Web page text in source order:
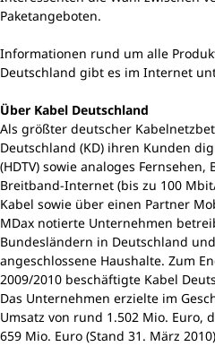
Paketangeboten.
Informationen rund um alle
Deutschland gibt es im Internet
Über Kabel Deutschland
Als größter deutscher
Deutschland (KD) ihren Kunden
(HDTV) sowie analoges
Breitband-Internet (bis zu 100
Kabel sowie über einen Partner
MDax notierte Unternehmen
Bundesländern in Deutschland
angeschlossene Haushalte. Zum
2009/2010 beschäftigte Kabel
Das Unternehmen erzielte im
Umsatz von rund 1.502 Mio. Euro,
659 Mio. Euro (Stand 31. März